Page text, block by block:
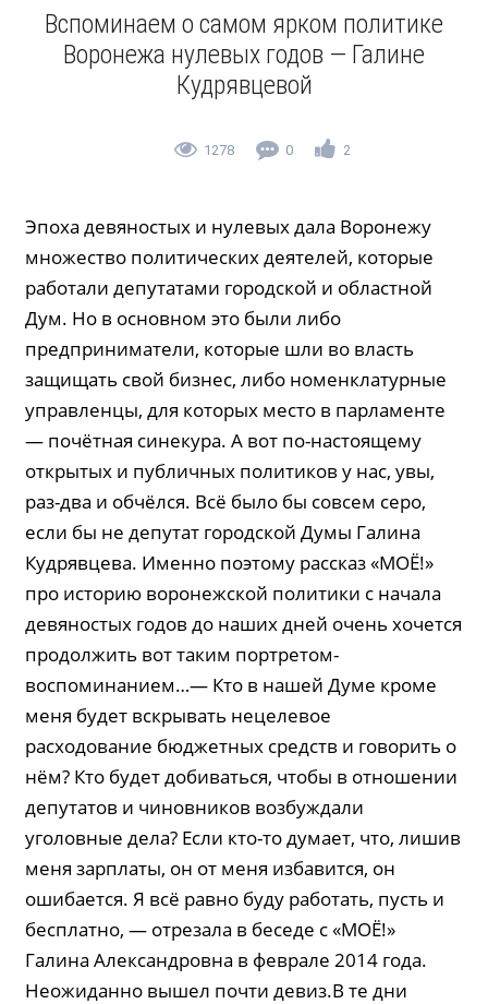
Вспоминаем о самом ярком политике
Воронежа нулевых годов — Галине
Кудрявцевой
1278 0 2
Эпоха девяностых и нулевых дала Воронежу
множество политических деятелей, которые
работали депутатами городской и областной
Дум. Но в основном это были либо
предприниматели, которые шли во власть
защищать свой бизнес, либо номенклатурные
управленцы, для которых место в парламенте
— почётная синекура. А вот по-настоящему
открытых и публичных политиков у нас, увы,
раз-два и обчёлся. Всё было бы совсем серо,
если бы не депутат городской Думы Галина
Кудрявцева. Именно поэтому рассказ «МОЁ!»
про историю воронежской политики с начала
девяностых годов до наших дней очень хочется
продолжить вот таким портретом-
воспоминанием…— Кто в нашей Думе кроме
меня будет вскрывать нецелевое
расходование бюджетных средств и говорить о
нём? Кто будет добиваться, чтобы в отношении
депутатов и чиновников возбуждали
уголовные дела? Если кто-то думает, что, лишив
меня зарплаты, он от меня избавится, он
ошибается. Я всё равно буду работать, пусть и
бесплатно, — отрезала в беседе с «МОЁ!»
Галина Александровна в феврале 2014 года.
Неожиданно вышел почти девиз.В те дни